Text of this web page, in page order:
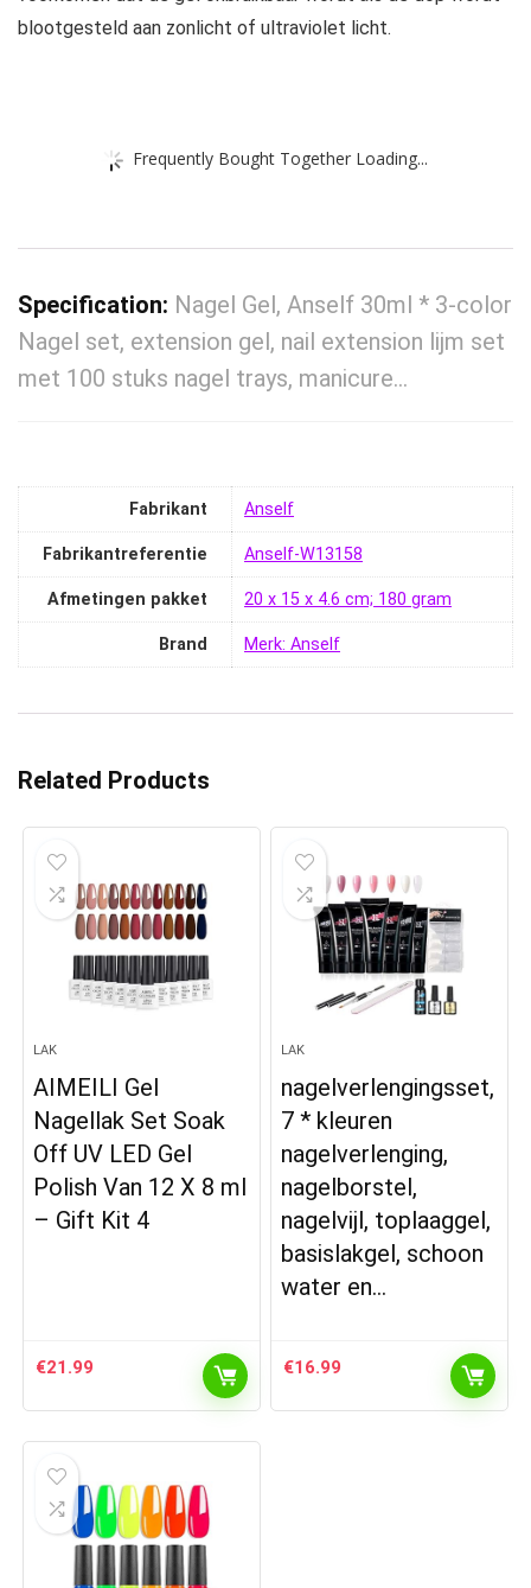
blootgesteld aan zonlicht of ultraviolet licht.
Frequently Bought Together Loading...
Specification: Nagel Gel, Anself 30ml * 3-color
Nagel set, extension gel, nail extension lijm set
met 100 stuks nagel trays, manicure…
Fabrikant ‎Anself
Fabrikantreferentie ‎Anself-W13158
Afmetingen pakket ‎20 x 15 x 4.6 cm; 180 gram
Brand Merk: Anself
Related Products
LAK
AIMEILI Gel
Nagellak Set Soak
Off UV LED Gel
Polish Van 12 X 8 ml
– Gift Kit 4
€21.99
LAK
nagelverlengingsset,
7 * kleuren
nagelverlenging,
nagelborstel,
nagelvijl, toplaaggel,
basislakgel, schoon
water en…
€16.99